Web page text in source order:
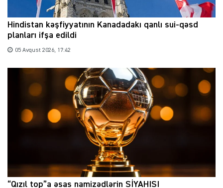
Hindistan kəşfiyyatının Kanadadakı qanlı sui-qəsd
planları ifşa edildi
05 Avqust 2026, 17:42
“Qızıl top”a əsas namizədlərin SİYAHISI